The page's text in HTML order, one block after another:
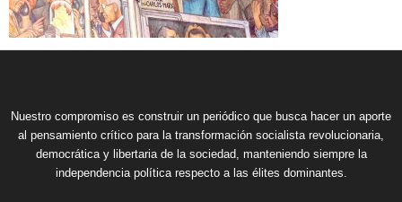
Nuestro compromiso es construir un periódico que busca hacer un aporte
al pensamiento crítico para la transformación socialista revolucionaria,
democrática y libertaria de la sociedad, manteniendo siempre la
independencia política respecto a las élites dominantes.